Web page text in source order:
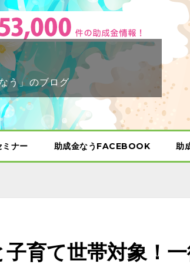
う」のブログ
ミナー 助成金なうFACEBOOK 助
子育て世帯対象！